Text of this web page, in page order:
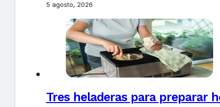
5 agosto, 2026
Tres heladeras para preparar